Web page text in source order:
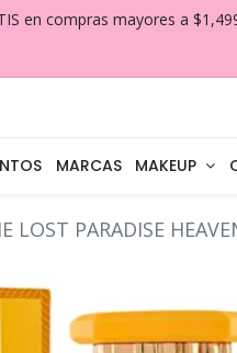
en compras mayores a
MARCAS MAKEUP
LOST PARADISE